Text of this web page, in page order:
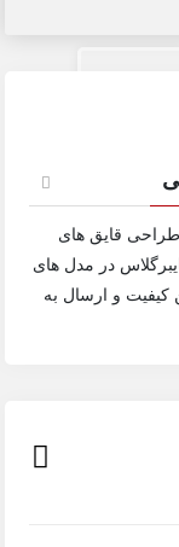
قایق های
در مدل های
کیفیت و ارسال به